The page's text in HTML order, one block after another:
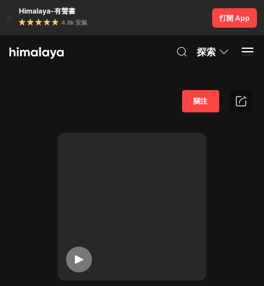
Himalaya-有聲書
4.8k 安裝
打開 App
探索
關注